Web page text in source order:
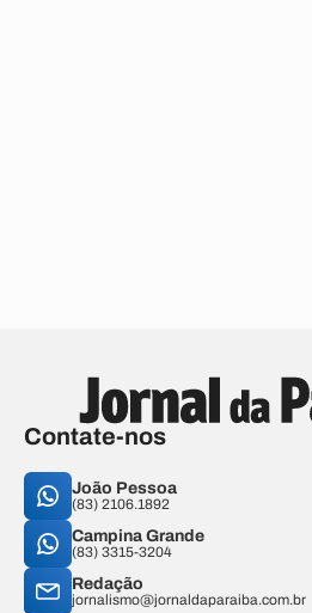
Contate-nos
João Pessoa
(83) 2106.1892
Campina Grande
(83) 3315-3204
Redação
jornalismo@jornaldaparaiba.com.br